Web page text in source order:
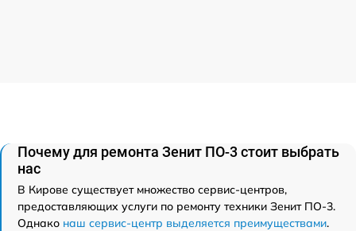
Почему для ремонта Зенит ПО-3 стоит выбрать
нас
В Кирове существует множество сервис-центров,
предоставляющих услуги по ремонту техники Зенит ПО-3.
Однако наш сервис-центр выделяется преимуществами.